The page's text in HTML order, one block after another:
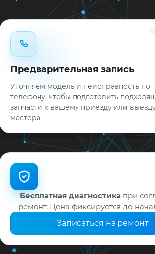
Типовые неисправности при наличии
Нужен ремонт LG 65SJ800V в
Оставьте заявку или позвоните:
симптомы — подскажем ориентир
запишем на диагностику в
выездом на дом.
На выполненные работы выдаём
гарантию до 12 месяцев.
Предварительная запись
Уточняем модель и неисправность по
телефону, чтобы подготовить
запчасти к вашему приезду или
мастера.
Бесплатная диагностика при
ремонт. Цена фиксируется до
Записаться на ремонт